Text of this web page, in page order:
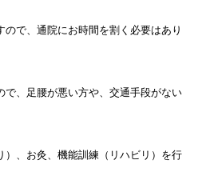
で、通院にお時間を割く必要はあり
で、足腰が悪い方や、交通手段がない
）、お灸、機能訓練（リハビリ）を行